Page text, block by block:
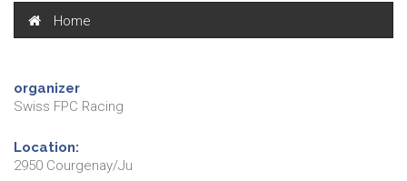
Home
organizer
Swiss FPC Racing
Location:
2950 Courgenay/Ju